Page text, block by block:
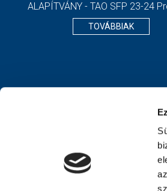
ALAPÍTVÁNY - TAO SFP 23-24
TOVÁBBIAK